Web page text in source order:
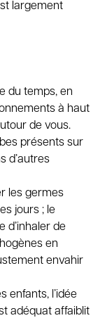
largement
du temps, en
à haut
de vous.
présents sur
d’autres
les germes
jours ; le
d’inhaler de
en
envahir
enfants, l’idée
adéquat affaiblit